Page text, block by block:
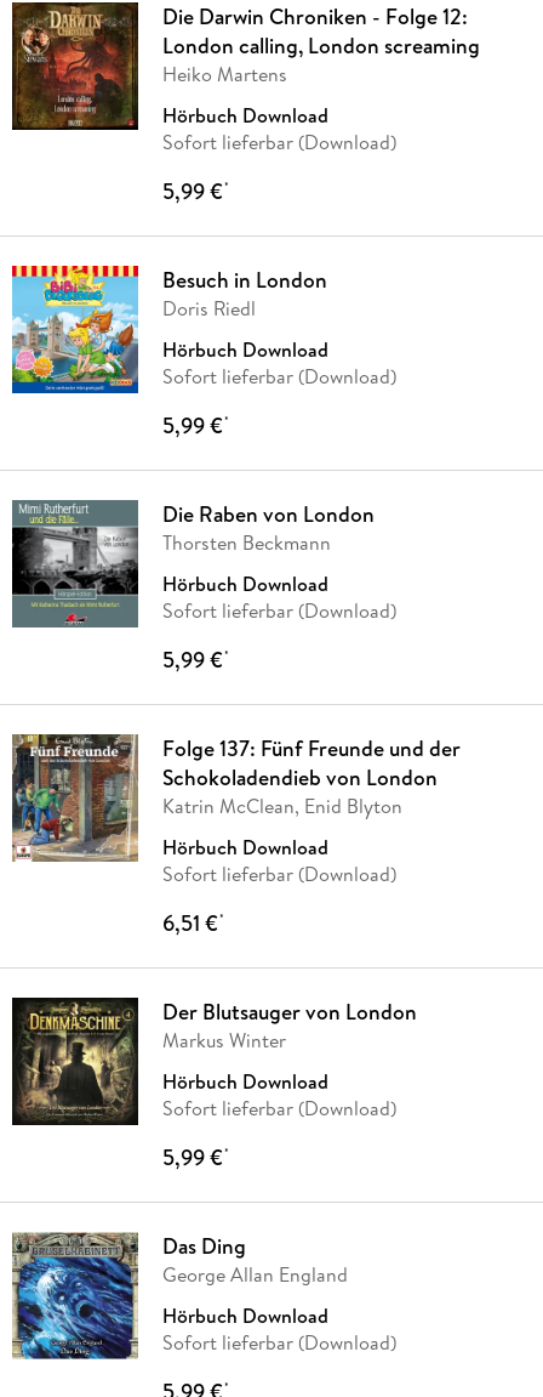
Die Darwin Chroniken - Folge 12:
London calling, London screaming
Heiko Martens
Hörbuch Download
Sofort lieferbar (Download)
5,99 €*
Besuch in London
Doris Riedl
Hörbuch Download
Sofort lieferbar (Download)
5,99 €*
Die Raben von London
Thorsten Beckmann
Hörbuch Download
Sofort lieferbar (Download)
5,99 €*
Folge 137: Fünf Freunde und der
Schokoladendieb von London
Katrin McClean, Enid Blyton
Hörbuch Download
Sofort lieferbar (Download)
6,51 €*
Der Blutsauger von London
Markus Winter
Hörbuch Download
Sofort lieferbar (Download)
5,99 €*
Das Ding
George Allan England
Hörbuch Download
Sofort lieferbar (Download)
*